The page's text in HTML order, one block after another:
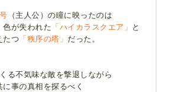
（主人公）の瞳に映ったのは
色が失われた 「ハイカラスクエア」 と
たつ 「秩序の塔」 だった。
る不気味な敵を撃退しながら
に事の真相を探るべく